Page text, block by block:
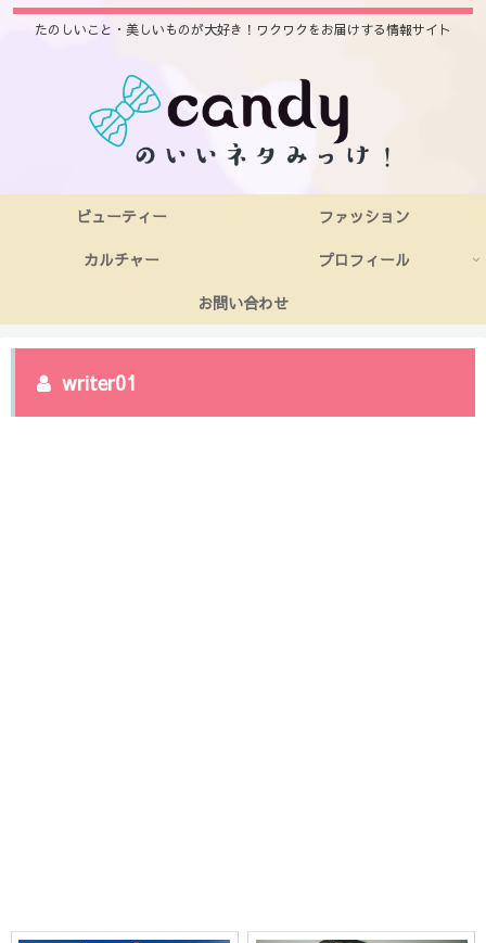
たのしいこと・美しいものが大好き！ワクワクをお届けする情報サイト
ビューティー
ファッション
カルチャー
プロフィール
お問い合わせ
writer01